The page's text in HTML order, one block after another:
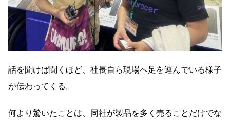
話を聞けば聞くほど、社長自ら現場へ足を運んでいる様子
が伝わってくる。
何より驚いたことは、同社が製品を多く売ることだけでな